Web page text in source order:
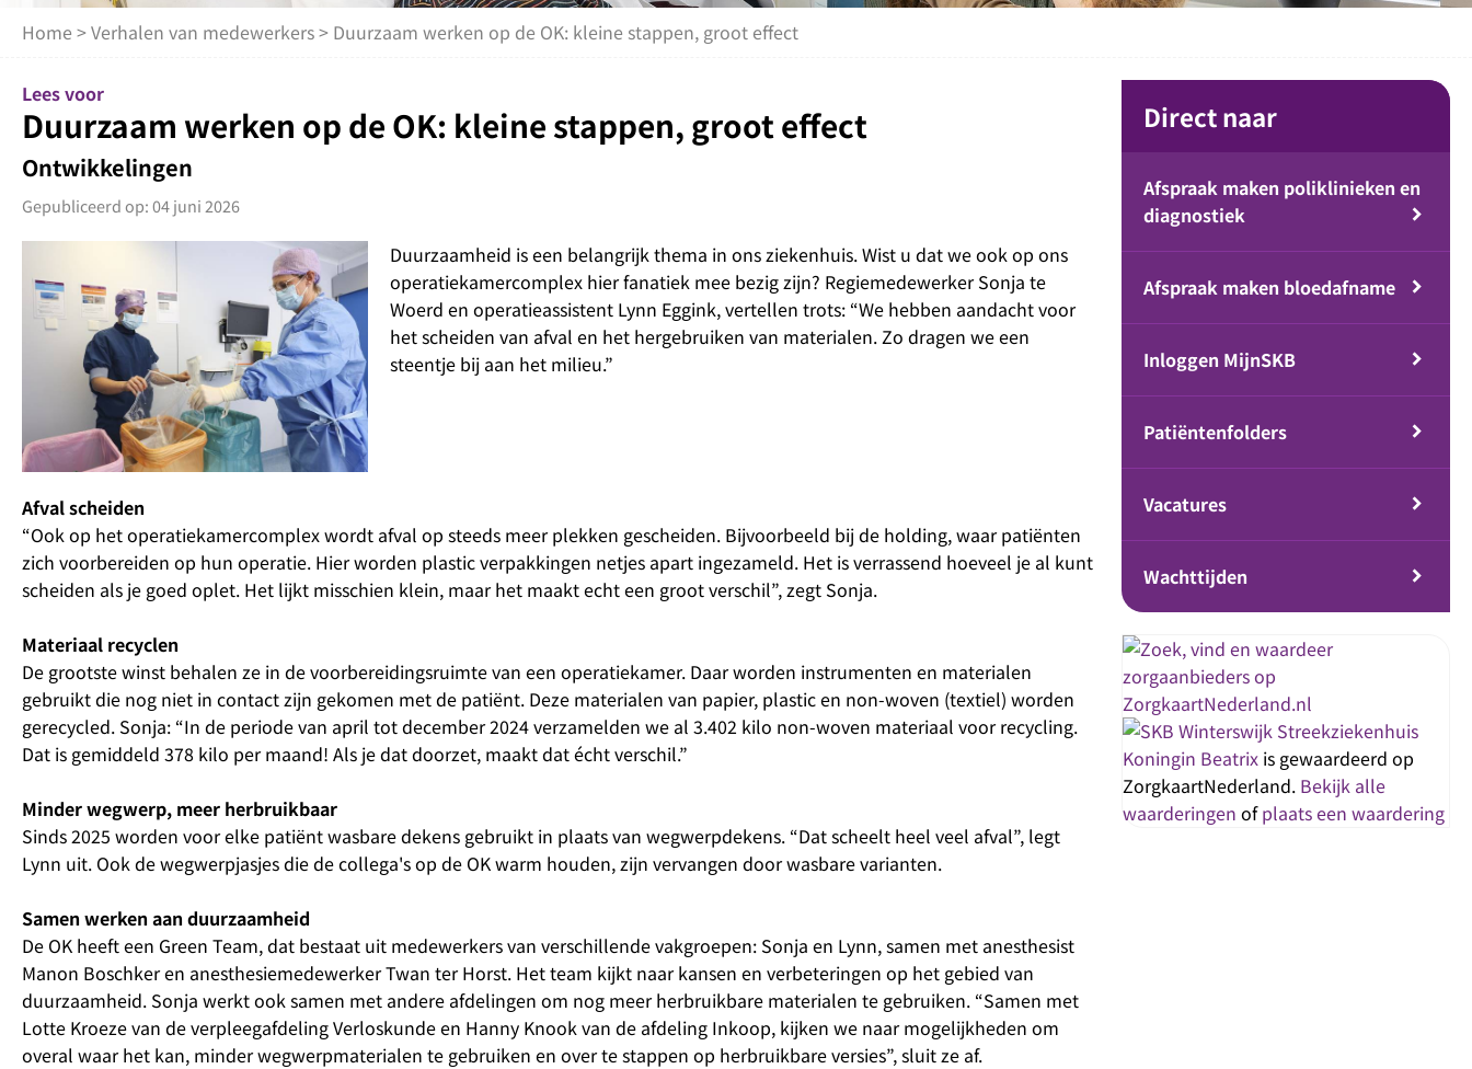
Home >Verhalen van medewerkers> Duurzaam werken op de OK: kleine stappen, groot effect
Lees voor
Duurzaam werken op de OK: kleine stappen, groot effect
Ontwikkelingen
Gepubliceerd op: 04 juni 2026
Duurzaamheid is een belangrijk thema in ons ziekenhuis. Wist u dat we ook op ons
operatiekamercomplex hier fanatiek mee bezig zijn? Regiemedewerker Sonja te
Woerd en operatieassistent Lynn Eggink, vertellen trots: “We hebben aandacht voor
het scheiden van afval en het hergebruiken van materialen. Zo dragen we een
steentje bij aan het milieu.”
Afval scheiden
“Ook op het operatiekamercomplex wordt afval op steeds meer plekken gescheiden. Bijvoorbeeld bij de holding, waar patiënten
zich voorbereiden op hun operatie. Hier worden plastic verpakkingen netjes apart ingezameld. Het is verrassend hoeveel je al kunt
scheiden als je goed oplet. Het lijkt misschien klein, maar het maakt echt een groot verschil”, zegt Sonja.
Materiaal recyclen
De grootste winst behalen ze in de voorbereidingsruimte van een operatiekamer. Daar worden instrumenten en materialen
gebruikt die nog niet in contact zijn gekomen met de patiënt. Deze materialen van papier, plastic en non-woven (textiel) worden
gerecycled. Sonja: “In de periode van april tot december 2024 verzamelden we al 3.402 kilo non-woven materiaal voor recycling.
Dat is gemiddeld 378 kilo per maand! Als je dat doorzet, maakt dat écht verschil.”
Minder wegwerp, meer herbruikbaar
Sinds 2025 worden voor elke patiënt wasbare dekens gebruikt in plaats van wegwerpdekens. “Dat scheelt heel veel afval”, legt
Lynn uit. Ook de wegwerpjasjes die de collega's op de OK warm houden, zijn vervangen door wasbare varianten.
Samen werken aan duurzaamheid
De OK heeft een Green Team, dat bestaat uit medewerkers van verschillende vakgroepen: Sonja en Lynn, samen met anesthesist
Manon Boschker en anesthesiemedewerker Twan ter Horst. Het team kijkt naar kansen en verbeteringen op het gebied van
duurzaamheid. Sonja werkt ook samen met andere afdelingen om nog meer herbruikbare materialen te gebruiken. “Samen met
Lotte Kroeze van de verpleegafdeling Verloskunde en Hanny Knook van de afdeling Inkoop, kijken we naar mogelijkheden om
overal waar het kan, minder wegwerpmaterialen te gebruiken en over te stappen op herbruikbare versies”, sluit ze af.
Direct naar
Afspraak maken poliklinieken en
diagnostiek
Afspraak maken bloedafname
Inloggen MijnSKB
Patiëntenfolders
Vacatures
Wachttijden
Streekziekenhuis
Koningin Beatrix is gewaardeerd op
ZorgkaartNederland. Bekijk alle
waarderingen ofplaats een waardering